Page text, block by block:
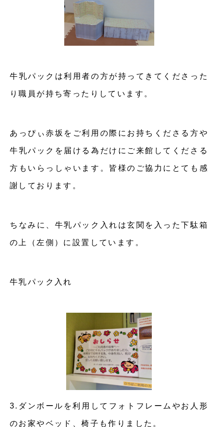
牛乳パックは利用者の方が持ってきてくださった
り職員が持ち寄ったりしています。
あっぴぃ赤坂をご利用の際にお持ちくださる方や
牛乳パックを届ける為だけにご来館してくださる
方もいらっしゃいます。皆様のご協力にとても感
謝しております。
ちなみに、牛乳パック入れは玄関を入った下駄箱
の上（左側）に設置しています。
牛乳パック入れ
3.ダンボールを利用してフォトフレームやお人形
のお家やベッド、椅子も作りました。